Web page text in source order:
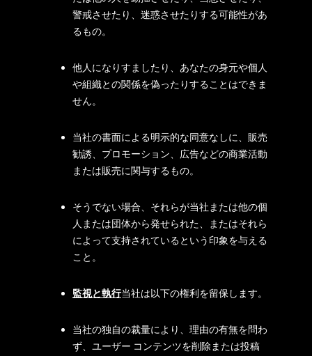
警戒させたり、迷惑させたりする可能性があ
るもの。
他人になりすましたり、あなたの身元や個人
や組織との関係を偽ったりすることはできま
せん。
当社の書面による明示的な同意なしに、販売
勧誘、プロモーション、広告などの商業活動
または販売に関与するもの。
そうでない場合、それらが当社または他の個
人または団体から発せられた、またはそれら
によって支持されているという印象を与える
こと。
監視と執行当社は以下の権利を留保します。
当社の独自の裁量により、理由の有無を問わ
ず、ユーザー コンテンツを削除または投稿